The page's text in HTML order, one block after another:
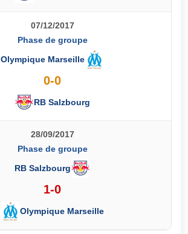
07/12/2017
Phase de groupe
Olympique Marseille
0-0
RB Salzbourg
28/09/2017
Phase de groupe
RB Salzbourg
1-0
Olympique Marseille